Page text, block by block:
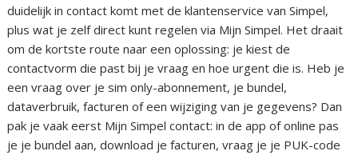
duidelijk in contact komt met de klantenservice van Simpel,
plus wat je zelf direct kunt regelen via Mijn Simpel. Het draait
om de kortste route naar een oplossing: je kiest de
contactvorm die past bij je vraag en hoe urgent die is. Heb je
een vraag over je sim only-abonnement, je bundel,
dataverbruik, facturen of een wijziging van je gegevens? Dan
pak je vaak eerst Mijn Simpel contact: in de app of online pas
je je bundel aan, download je facturen, vraag je je PUK-code